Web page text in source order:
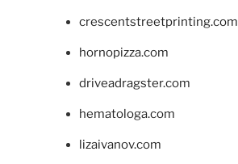
crescentstreetprinting.com
hornopizza.com
driveadragster.com
hematologa.com
lizaivanov.com